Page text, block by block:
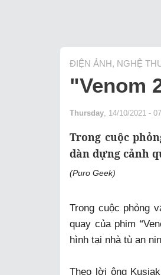
ĐIỆN ẢNH, NGHỆ
"Venom
Thursday , 14/10/2021 -
Trong cuộc
dàn dựng cảnh
(Puro Geek)
Trong cuộc phỏng
quay của phim
hình tại nhà tù an
Theo lời ông